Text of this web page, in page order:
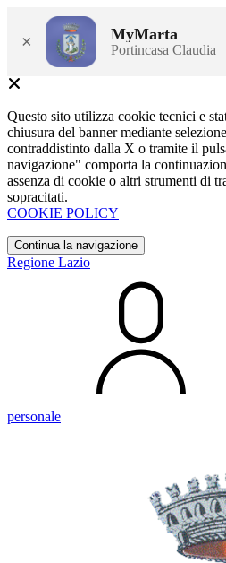
× MyMarta
Portincasa Claudia
Questo sito utilizza cookie tecnici e
chiusura del banner mediante
contraddistinto dalla X o tramite il
navigazione" comporta la
assenza di cookie o altri strumenti di
sopracitati.
COOKIE POLICY
Continua la navigazione
Regione Lazio
personale